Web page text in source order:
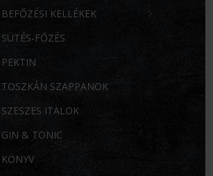
BEFŐZÉSI KELLÉKEK
SÜTÉS-FŐZÉS
PEKTIN
TOSZKÁN SZAPPANOK
SZESZES ITALOK
GIN & TONIC
KÖNYV